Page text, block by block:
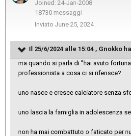
Joined: 24-Jan-2008
18730 messaggi
Inviato June 25, 2024
Il 25/6/2024 alle 15:04 , Gnokko
ma quando si parla di "hai avuto
professionista a cosa ci si riferisce?
uno nasce e cresce calciatore senza
uno lascia la famiglia in adolescenza
non ha mai combattuto o faticato per